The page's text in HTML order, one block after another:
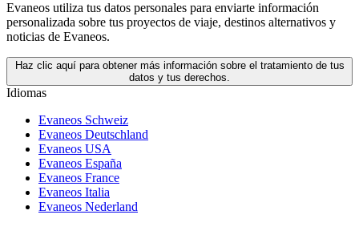
Evaneos utiliza tus datos personales para enviarte información
personalizada sobre tus proyectos de viaje, destinos alternativos y
noticias de Evaneos.
Haz clic aquí para obtener más información sobre el tratamiento de tus
datos y tus derechos.
Idiomas
Evaneos Schweiz
Evaneos Deutschland
Evaneos USA
Evaneos España
Evaneos France
Evaneos Italia
Evaneos Nederland